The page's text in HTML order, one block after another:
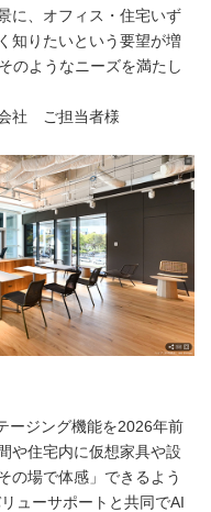
に、オフィス・住宅いず
知りたいという要望が増
のようなニーズを満たし
社 ご担当者様
ージング機能を2026年前
や住宅内に仮想家具や設
の場で体感」できるよう
ューサポートと共同でAI